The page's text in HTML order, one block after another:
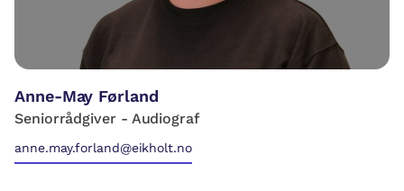
Anne-May Førland
Seniorrådgiver - Audiograf
anne.may.forland@eikholt.no